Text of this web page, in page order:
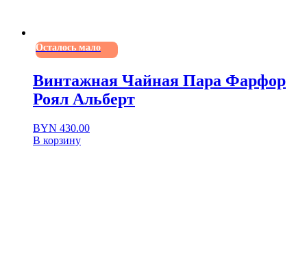
Осталось мало
Винтажная Чайная Пара Фарфор
Роял Альберт
BYN 430.00
В корзину